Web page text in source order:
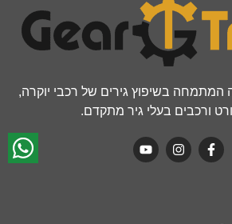
המתמחה בשיפוץ גירים של רכבי יוקרה,
ורכבים בעלי גיר מתקדם.